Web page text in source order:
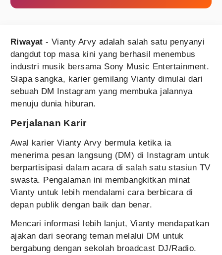
Riwayat - Vianty Arvy adalah salah satu penyanyi
dangdut top masa kini yang berhasil menembus
industri musik bersama Sony Music Entertainment.
Siapa sangka, karier gemilang Vianty dimulai dari
sebuah DM Instagram yang membuka jalannya
menuju dunia hiburan.
Perjalanan Karir
Awal karier Vianty Arvy bermula ketika ia
menerima pesan langsung (DM) di Instagram untuk
berpartisipasi dalam acara di salah satu stasiun TV
swasta. Pengalaman ini membangkitkan minat
Vianty untuk lebih mendalami cara berbicara di
depan publik dengan baik dan benar.
Mencari informasi lebih lanjut, Vianty mendapatkan
ajakan dari seorang teman melalui DM untuk
bergabung dengan sekolah broadcast DJ/Radio.